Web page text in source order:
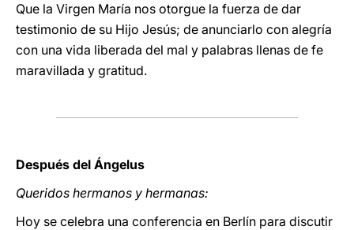
Que la Virgen María nos otorgue la fuerza de dar
testimonio de su Hijo Jesús; de anunciarlo con alegría
con una vida liberada del mal y palabras llenas de fe
maravillada y gratitud.
Después del Ángelus
Queridos hermanos y hermanas:
Hoy se celebra una conferencia en Berlín para discutir